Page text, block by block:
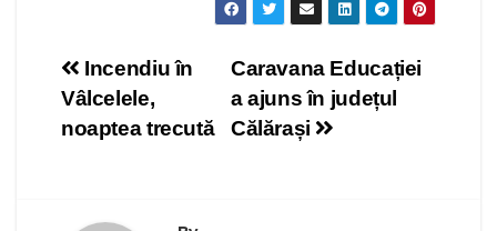
Navigare
în
Caravana Educației
a ajuns în județul
Călărași
Incendiu în
Vâlcelele,
noaptea trecută